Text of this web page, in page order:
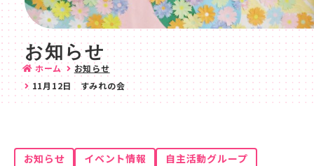
お知らせ
ホーム
お知らせ
11月12日 すみれの会
お知らせ イベント情報
自主活動グループ